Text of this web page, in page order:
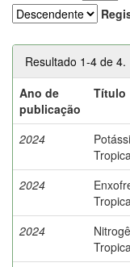
Resultado 1-4 de 4.
Ano de
publicação
Título
2024
2024
2024